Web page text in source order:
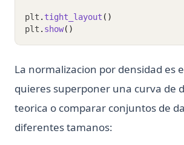
plt . tight_layout ()
plt . show()
La normalizacion por densidad es
quieres superponer una curva de
teorica o comparar conjuntos de
diferentes tamanos: